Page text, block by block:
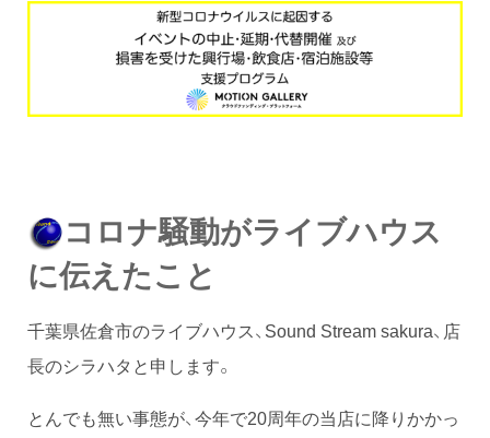
コロナ騒動がライブハウス
に伝えたこと
千葉県佐倉市のライブハウス、Sound Stream sakura、店
長のシラハタと申します。
とんでも無い事態が、今年で20周年の当店に降りかかっ